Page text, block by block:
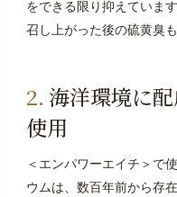
をできる限り抑えています
召し上がった後の硫黄臭
海洋環境に
使用
＜エンパワーエイチ＞で
ウムは、数百年前から存